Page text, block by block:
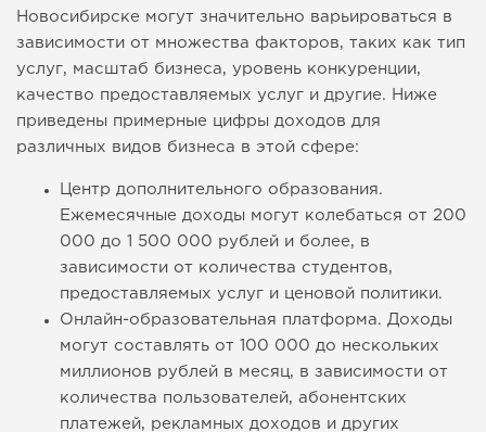
Новосибирске могут значительно варьироваться в
зависимости от множества факторов, таких как тип
услуг, масштаб бизнеса, уровень конкуренции,
качество предоставляемых услуг и другие. Ниже
приведены примерные цифры доходов для
различных видов бизнеса в этой сфере:
Центр дополнительного образования.
Ежемесячные доходы могут колебаться от 200
000 до 1 500 000 рублей и более, в
зависимости от количества студентов,
предоставляемых услуг и ценовой политики.
Онлайн-образовательная платформа. Доходы
могут составлять от 100 000 до нескольких
миллионов рублей в месяц, в зависимости от
количества пользователей, абонентских
платежей, рекламных доходов и других